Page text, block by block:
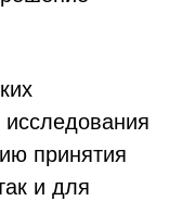
принятия
и для